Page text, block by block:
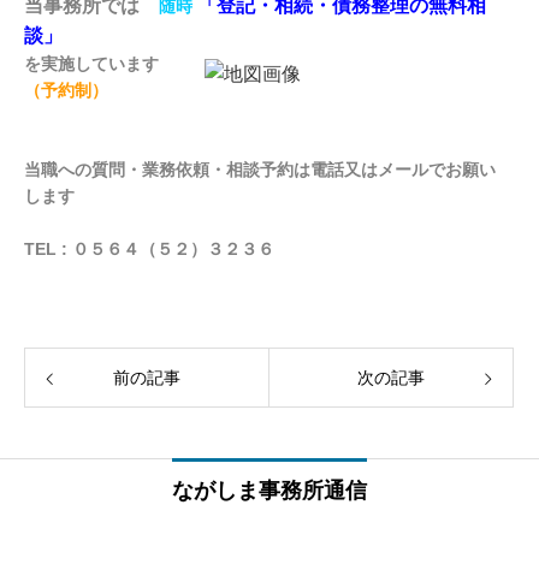
当事務所では 随時
「登記・相続・債務整理の無料相
談」
を実施しています
（予約制）
当職への質問・業務依頼・相談予約は電話又はメールでお願い
します
TEL : ０５６４（５２）３２３６
前の記事 次の記事
ながしま事務所通信